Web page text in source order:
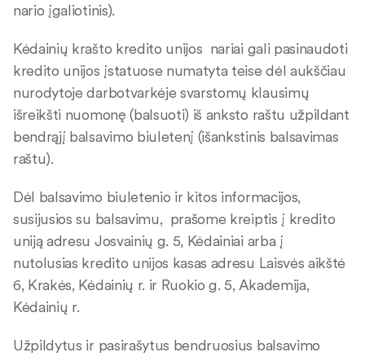
nario įgaliotinis).
Kėdainių krašto kredito unijos nariai gali pasinaudoti
kredito unijos įstatuose numatyta teise dėl aukščiau
nurodytoje darbotvarkėje svarstomų klausimų
išreikšti nuomonę (balsuoti) iš anksto raštu užpildant
bendrąjį balsavimo biuletenį (išankstinis balsavimas
raštu).
Dėl balsavimo biuletenio ir kitos informacijos,
susijusios su balsavimu, prašome kreiptis į kredito
uniją adresu Josvainių g. 5, Kėdainiai arba į
nutolusias kredito unijos kasas adresu Laisvės aikštė
6, Krakės, Kėdainių r. ir Ruokio g. 5, Akademija,
Kėdainių r.
Užpildytus ir pasirašytus bendruosius balsavimo